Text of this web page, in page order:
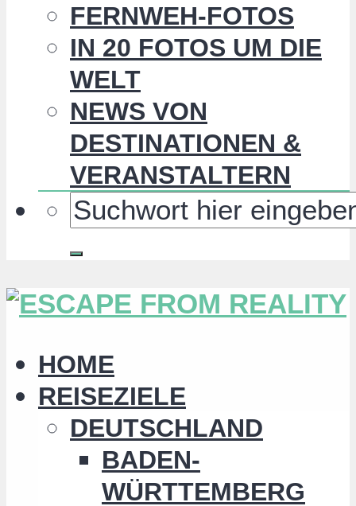
FERNWEH-FOTOS
IN 20 FOTOS UM DIE
WELT
NEWS VON
DESTINATIONEN &
VERANSTALTERN
HOME
REISEZIELE
DEUTSCHLAND
BADEN-
WÜRTTEMBERG